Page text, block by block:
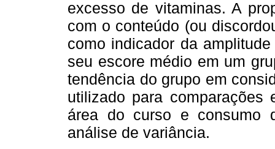
excesso de vitaminas. A
com o conteúdo (ou
como indicador da
seu escore médio em um
tendência do grupo em
utilizado para comparações
área do curso e consumo
análise de variância.